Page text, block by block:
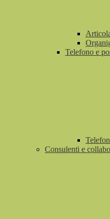
Telefono e
Consulenti e